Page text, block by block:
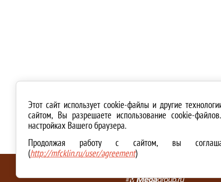
Этот сайт использует cookie-файлы и другие
сайтом, Вы разрешаете использование cookie-
настройках Вашего браузера.
Продолжая работу с сайтом, вы
(http://mfcklin.ru/user/agreement)